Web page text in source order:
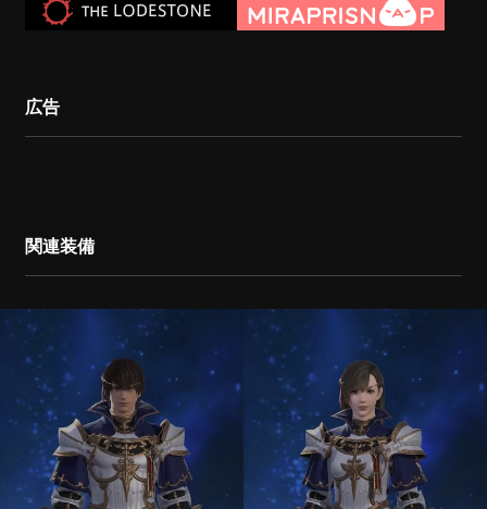
広告
関連装備